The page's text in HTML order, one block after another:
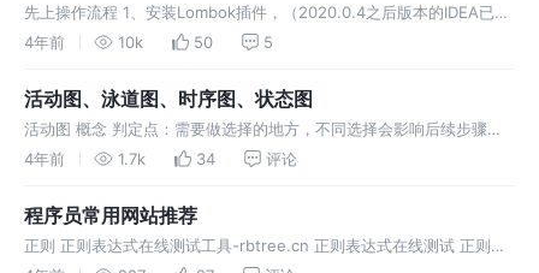
先上操作流程 1、安装Lombok插件，（2020.0.4之后版本的IDEA已内
置Lombok，老版本的请自行下载插件） 2、打开setting -> enable
4年前 10k 50 5
活动图、泳道图、时序图、状态图
活动图 概念 判定点：需要做选择的地方，不同选择会影响后续步骤。
分支：一项活动结束后，后续可以同时开始若干项活动。 合并：若干项
象
4年前 1.7k 34 评论
程序员常用网站推荐
正则 正则表达式在线测试工具-rbtree.cn 正则表达式在线测试 正则在